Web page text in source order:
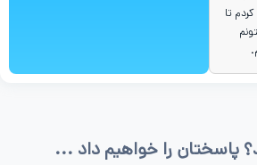
تا
پاسختان را خواهیم داد ...